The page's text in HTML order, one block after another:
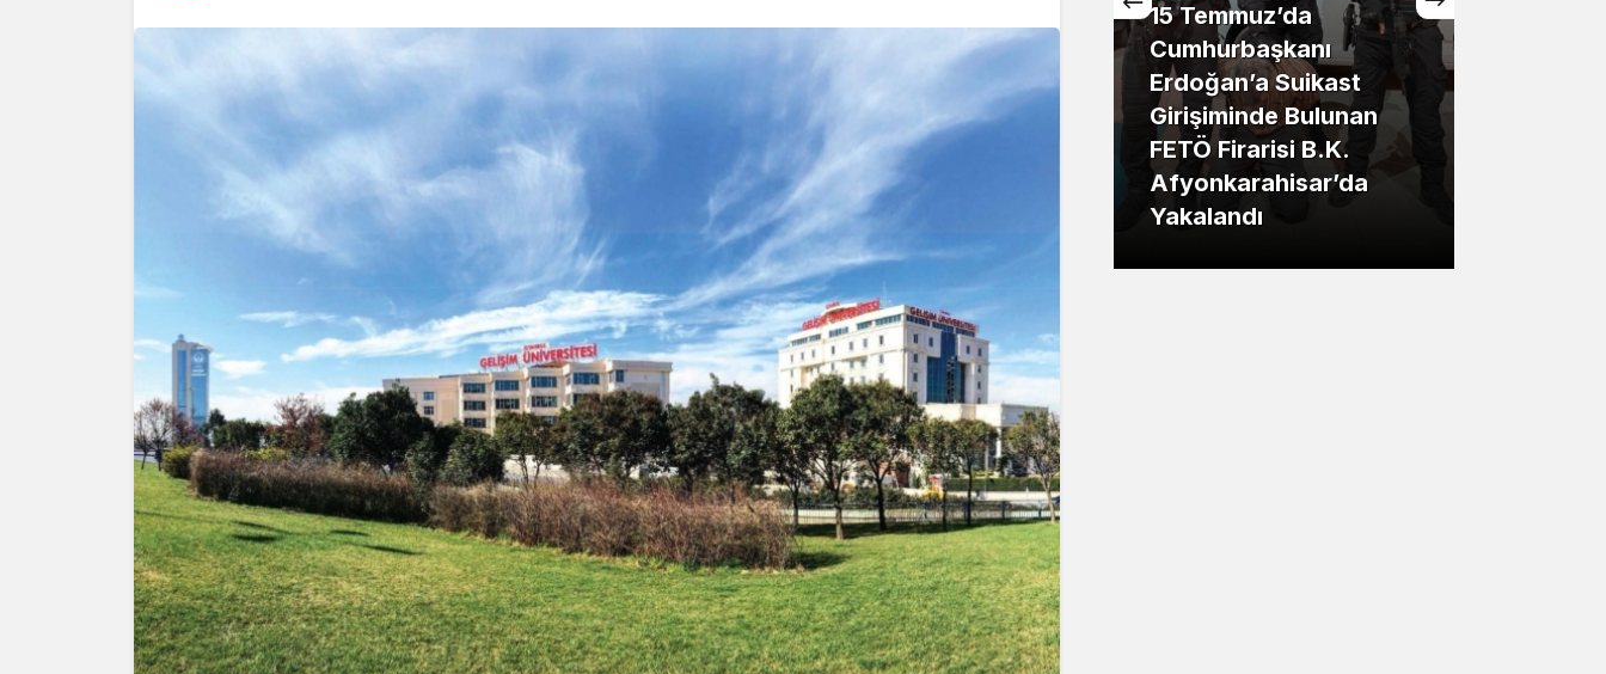
Sistem Modu
Sistem modunu seçin.
AKDENİZ, BİR AÇIK
HAVA HAZİNESİ
15 Temmuz’da
Cumhurbaşkanı
Erdoğan’a Suikast
Girişiminde Bulunan
FETÖ Firarisi B.K.
Afyonkarahisar’da
.İstanbul
Tuzla Belediye
Eren Ali Bingül: “50